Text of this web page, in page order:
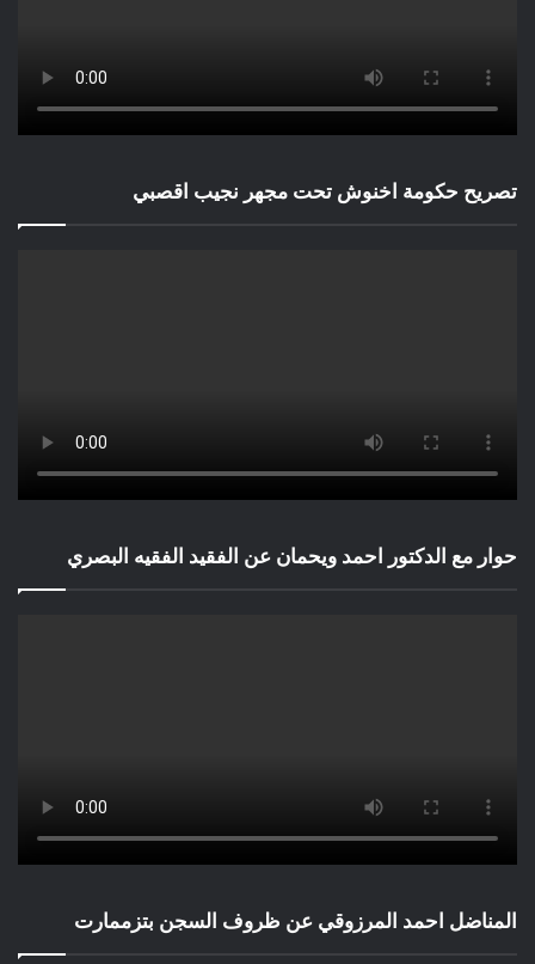
تصريح حكومة اخنوش تحت مجهر نجيب اقصبي
حوار مع الدكتور احمد ويحمان عن الفقيد الفقيه البصري
المناضل احمد المرزوقي عن ظروف السجن بتزممارت